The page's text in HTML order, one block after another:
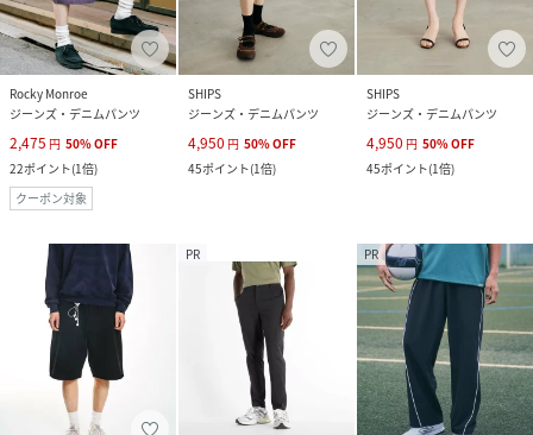
Rocky Monroe
ジーンズ・デニムパンツ
2,475 円 50%OFF
22ポイント(1倍)
クーポン対象
SHIPS
ジーンズ・デニムパンツ
4,950 円 50%OFF
45ポイント(1倍)
SHIPS
ジーンズ・デニムパンツ
4,950 円 50%OFF
45ポイント(1倍)
PR PR